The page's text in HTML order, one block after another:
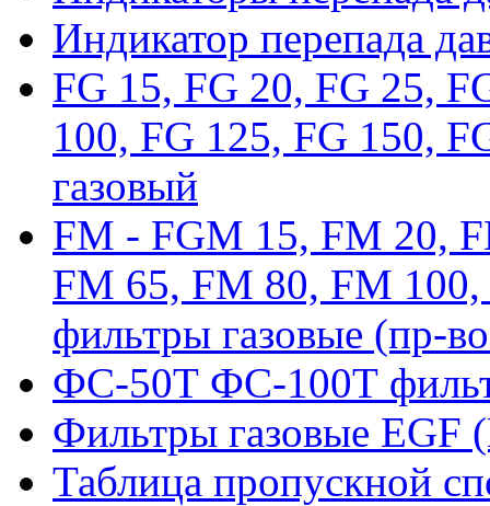
Индикатор перепада
FG 15, FG 20, FG 25,
100, FG 125, FG 150,
газовый
FM - FGM 15, FM 20,
FM 65, FM 80, FM
фильтры газовые (пр-
ФС-50Т ФС-100Т
Фильтры газовые EGF
Таблица пропускной